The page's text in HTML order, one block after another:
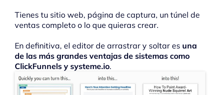
Tienes tu sitio web, página de captura, un túnel de
ventas completo o lo que quieras crear.
En definitiva, el editor de arrastrar y soltar es una
de las más grandes ventajas de sistemas como
ClickFunnels y systeme.io.